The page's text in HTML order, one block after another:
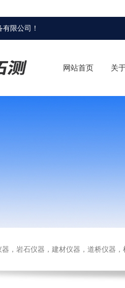
有限公司 ！
网站首页 关
，岩石仪器，建材仪器，道桥仪器，检测